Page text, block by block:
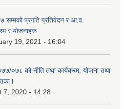
प्रगति प्रतिवेदन र आ.व.
र योजनाहरू
19, 2021 - 16:04
०७८ को नीति तथा कार्यक्रम, योजना तथा
l
7, 2020 - 14:28